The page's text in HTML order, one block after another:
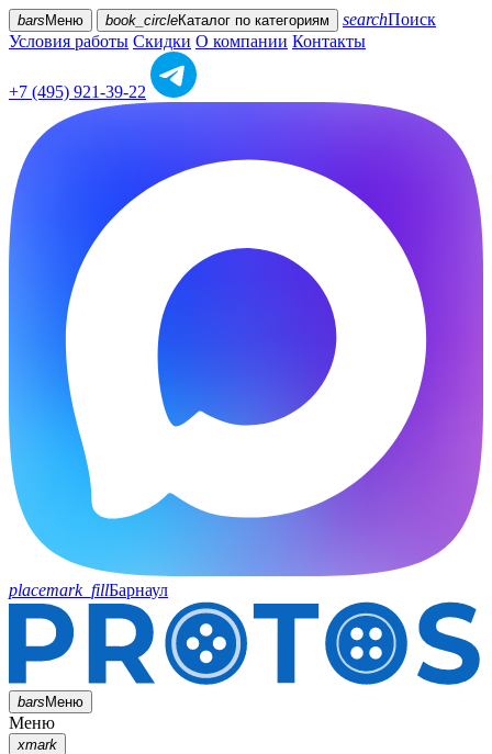
bars Меню book_circleКаталог по категориям searchПоиск
Условия работы Скидки О компании Контакты
+7 (495) 921-39-22
placemark_fillБарнаул
barsМеню
Меню
xmark